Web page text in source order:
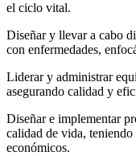
el ciclo vital.
Diseñar y llevar a cabo
con enfermedades,
Liderar y administrar
asegurando calidad y
Diseñar e implementar
calidad de vida, teniendo
económicos.